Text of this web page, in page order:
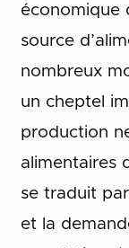
économique
source
nombreux
un cheptel
production
alimentaires
se traduit
et la